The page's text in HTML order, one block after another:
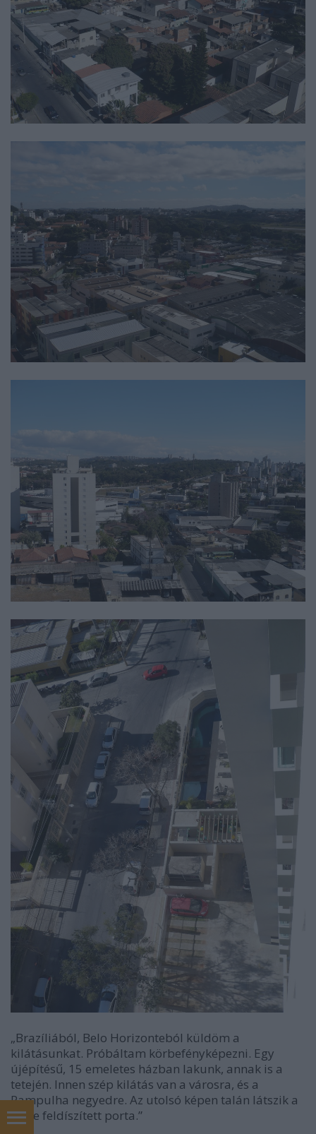
„Brazíliából, Belo Horizonteból küldöm a
kilátásunkat. Próbáltam körbefényképezni. Egy
újépítésű, 15 emeletes házban lakunk, annak is a
tetején. Innen szép kilátás van a városra, és a
Pampulha negyedre. Az utolsó képen talán látszik a
vb-re feldíszített porta.”